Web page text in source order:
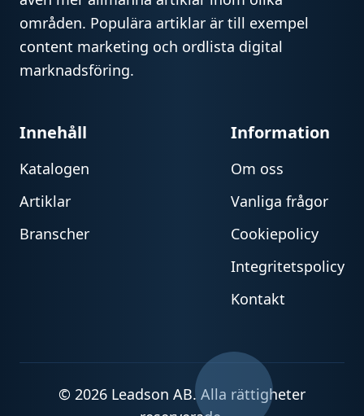
områden. Populära artiklar är till exempel
content marketing och ordlista digital
marknadsföring.
Innehåll
Katalogen
Artiklar
Branscher
Information
Om oss
Vanliga frågor
Cookiepolicy
Integritetspolicy
Kontakt
© 2026 Leadson AB. Alla rättigheter